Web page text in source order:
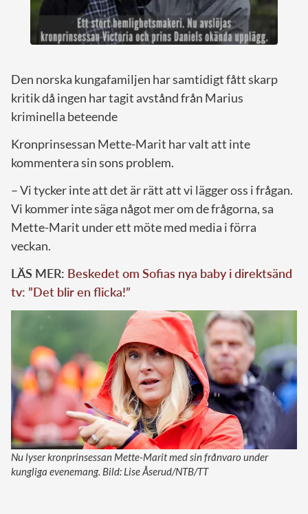
Den norska kungafamiljen har samtidigt fått skarp
kritik då ingen har tagit avstånd från Marius
kriminella beteende
Kronprinsessan Mette-Marit har valt att inte
kommentera sin sons problem.
– Vi tycker inte att det är rätt att vi lägger oss i frågan.
Vi kommer inte säga något mer om de frågorna, sa
Mette-Marit under ett möte med media i förra
veckan.
LÄS MER: Beskedet om Sofias nya baby i direktsänd
tv: ”Det blir en flicka!”
Nu lyser kronprinsessan Mette-Marit med sin frånvaro under
kungliga evenemang. Bild: Lise Åserud/NTB/TT